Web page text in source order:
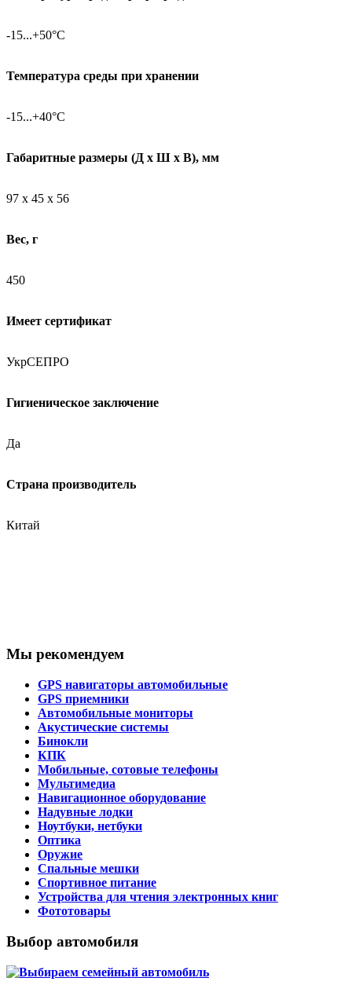
-15...+50°C
Температура среды при хранении
-15...+40°C
Габаритные размеры (Д х Ш х В), мм
97 х 45 х 56
Вес, г
450
Имеет сертификат
УкрСЕПРО
Гигиеническое заключение
Да
Страна производитель
Китай
Мы рекомендуем
GPS навигаторы автомобильные
GPS приемники
Автомобильные мониторы
Акустические системы
Бинокли
КПК
Мобильные, сотовые телефоны
Мультимедиа
Навигационное оборудование
Надувные лодки
Ноутбуки, нетбуки
Оптика
Оружие
Спальные мешки
Спортивное питание
Устройства для чтения электронных книг
Фототовары
Выбор автомобиля